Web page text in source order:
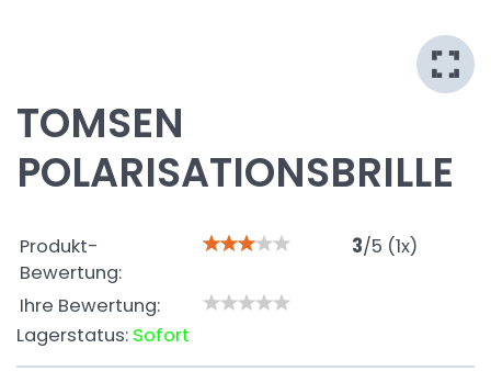
TOMSEN
POLARISATIONSBRILLE
Produkt-
Bewertung:
3/5 (1x)
Ihre Bewertung:
Lagerstatus: Sofort